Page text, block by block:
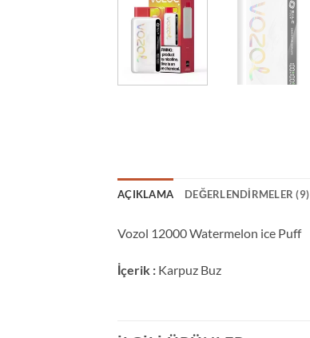
AÇIKLAMA DEĞERLENDIRMELER (9)
Vozol 12000 Watermelon ice Puff
İçerik : Karpuz Buz